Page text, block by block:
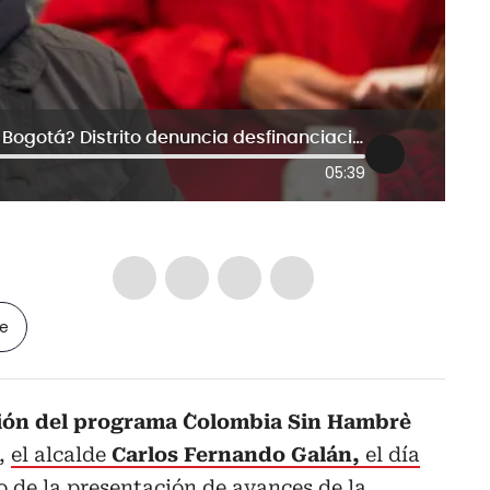
¿Proyectos sociales paralizados en Bogotá? Distrito denuncia desfinanciación del Gobierno
05:39
del programa ´Colombia Sin Hambre`
el alcalde Carlos Fernando Galán, el día